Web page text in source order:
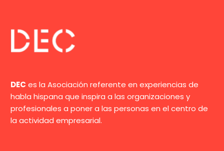
DEC es la Asociación referente en experiencias de
habla hispana que inspira a las organizaciones y
profesionales a poner a las personas en el centro de
la actividad empresarial.